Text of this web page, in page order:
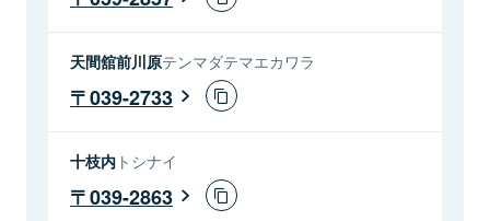
天間舘前川原テンマダテマエカワラ
039-2733
十枝内 トシナイ
039-2863